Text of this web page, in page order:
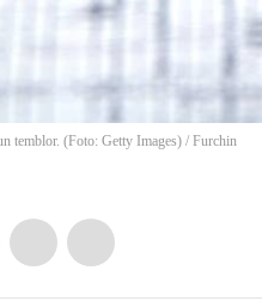
temblor. (Foto: Getty Images) / Furchin